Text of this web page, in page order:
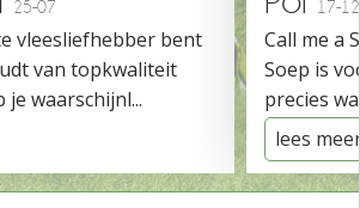
25-07
vleesliefhebber bent
van topkwaliteit
je waarschijnl...
17-12
Call me a
Soep is
precies
lees